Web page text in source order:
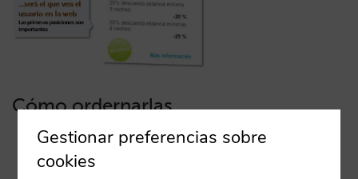
Cómo ordernarlas
Entra en la sección “Ofertas y Paquetes” de la
web de gestión
Gestionar preferencias sobre
cookies